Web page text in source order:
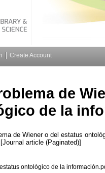
Create Account
de
de la
de Wiener o del estatus
article (Paginated)]
ontológico de la